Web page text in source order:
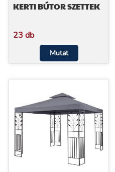
KERTI BÚTOR SZETTEK
23 db
Mutat